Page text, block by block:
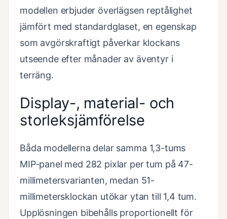
modellen erbjuder överlägsen reptålighet
jämfört med standardglaset, en egenskap
som avgörskraftigt påverkar klockans
utseende efter månader av äventyr i
terräng.
Display-, material- och
storleksjämförelse
Båda modellerna delar samma 1,3-tums
MIP-panel med 282 pixlar per tum på 47-
millimetersvarianten, medan 51-
millimetersklockan utökar ytan till 1,4 tum.
Upplösningen bibehålls proportionellt för